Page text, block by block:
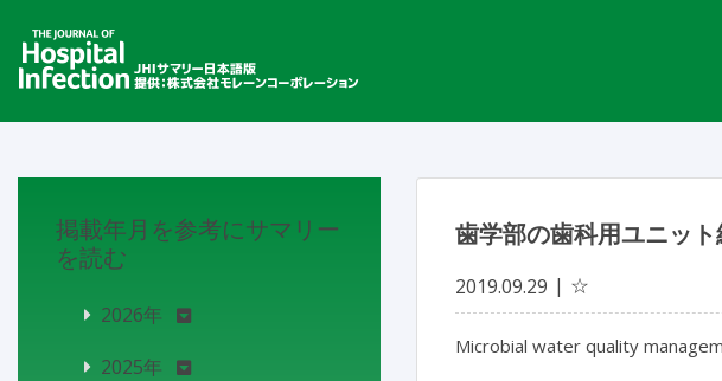
歯学部の歯科用ユニッ
2019.09.29 ☆
Microbial water quality
掲載年月を参考にサマリー
を読む
2026年
2025年